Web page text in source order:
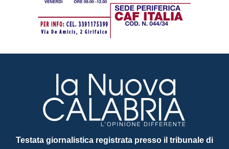
Testata giornalistica registrata presso il tribunale di